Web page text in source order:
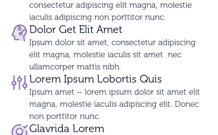
consectetur adipiscing elit magna, molestie
iaculis adipiscing non porttitor nunc.
Dolor Get Elit Amet
Ipsum dolor sit amet, consectetur adipiscing
elit magna, molestie iaculis sit amet nec
ullamcorper mattis nibh.
Lorem Ipsum Lobortis Quis
Ipsum amet – lorem ipsum dolor sit amet elit
magna, molestie iaculis adipiscing elit. Donec
non porttitor nunc.
Glavrida Lorem